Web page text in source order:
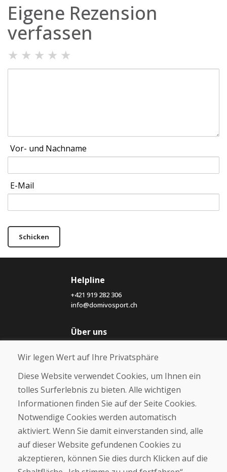
Eigene Rezension
verfassen
★ ★ ★ ★ ★
Vor- und Nachname
E-Mail
Schicken
Helpline
+421 919 282 306
info@domivosport.ch
Über uns
Über uns
Kontakt
Kaufen
E-Shop
Geschäftsbedingungen
Zahlung
Beschwerde
Rückgabe und Umtausch von Waren
Wir legen Wert auf Ihre Privatsphäre
Diese Website verwendet Cookies, um Ihnen ein
tolles Surferlebnis zu bieten. Alle wichtigen
Informationen finden Sie auf der Seite Cookies.
Notwendige Cookies werden automatisch
aktiviert. Wenn Sie damit einverstanden sind, alle
auf dieser Website gefundenen Cookies zu
akzeptieren, können Sie dies durch Klicken auf die